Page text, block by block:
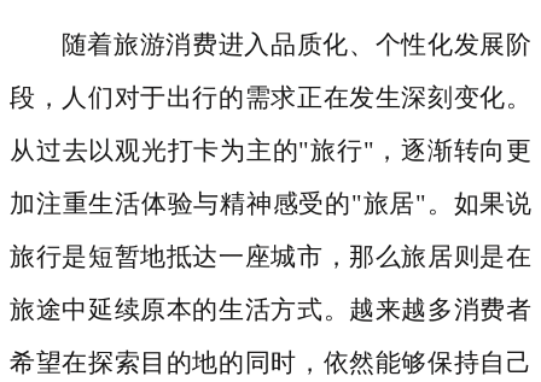
随着旅游消费进入品质化、个性化发展阶
段，人们对于出行的需求正在发生深刻变化。
从过去以观光打卡为主的"旅行"，逐渐转向更
加注重生活体验与精神感受的"旅居"。如果说
旅行是短暂地抵达一座城市，那么旅居则是在
旅途中延续原本的生活方式。越来越多消费者
希望在探索目的地的同时，依然能够保持自己